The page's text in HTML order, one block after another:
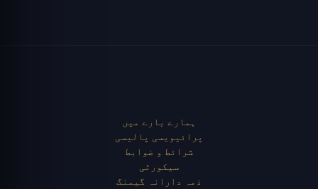
ہمارے بارے میں
پرائیویسی پالیسی
شرائط و ضوابط
سیکورٹی
ذمہ دارانہ گیمنگ